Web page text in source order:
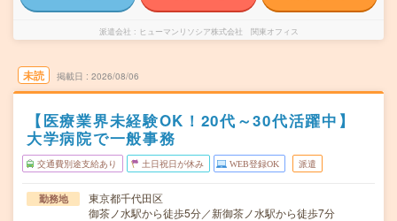
派遣会社 ヒューマンリソシア株式会社 関東オフィス
未読 掲載日 2026/08/06
【医療業界未経験OK！20代～30代活躍中】
大学病院で一般事務
交通費別途支給あり 土日祝日が休み WEB登録OK 派遣
勤務地
東京都千代田区
御茶ノ水駅から徒歩5分／新御茶ノ水駅から徒歩7分